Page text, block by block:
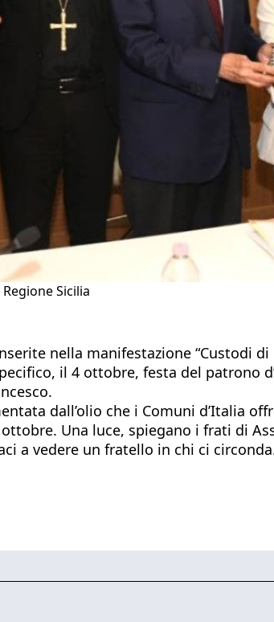
Sicilia
nella manifestazione “Custodi di
il 4 ottobre, festa del patrono
dall’olio che i Comuni d’Italia
Una luce, spiegano i frati di
a vedere un fratello in chi ci